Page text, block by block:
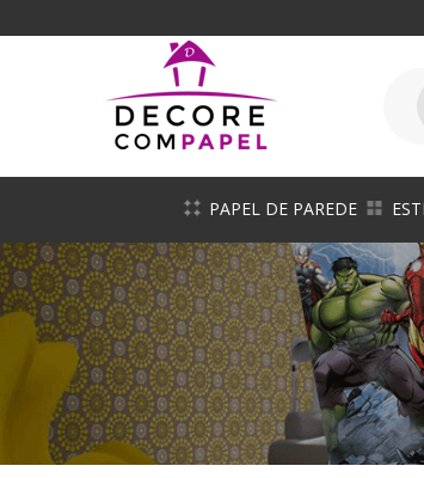
é
pioneira
em
papel
PAPEL DE PAREDE